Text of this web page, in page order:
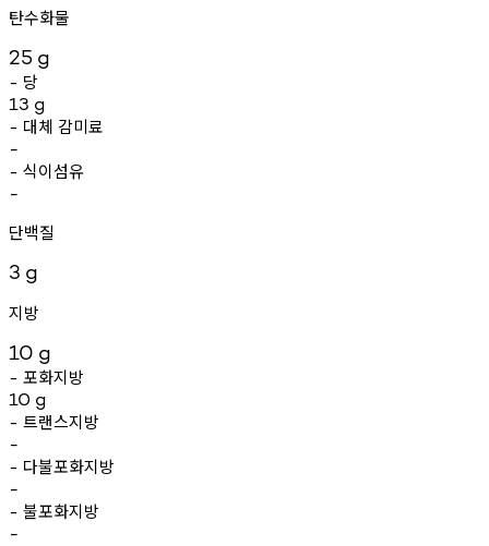
탄수화물
25 g
- 당
13 g
- 대체 감미료
-
- 식이섬유
-
단백질
3 g
지방
10 g
- 포화지방
10 g
- 트랜스지방
-
- 다불포화지방
-
- 불포화지방
-